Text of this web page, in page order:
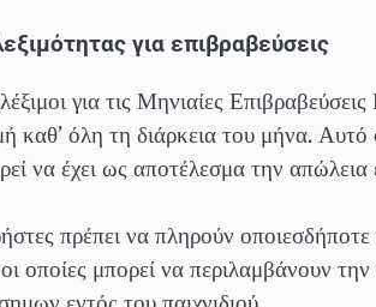
για επιβραβεύσεις
για τις Μηνιαίες
καθ’ όλη τη διάρκεια του μήνα.
να έχει ως αποτέλεσμα την απώλεια
πρέπει να πληρούν οποιεσδήποτε
οι οποίες μπορεί να περιλαμβάνουν